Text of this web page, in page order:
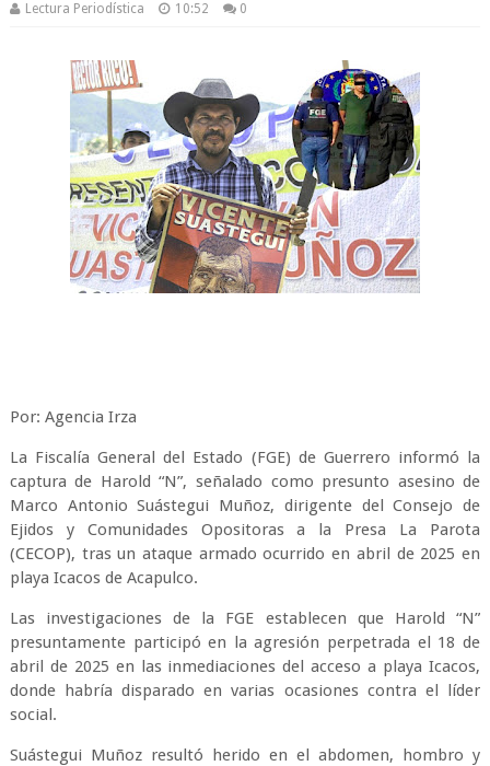
Lectura Periodística 10:52 0
Por: Agencia Irza
La Fiscalía General del Estado (FGE) de Guerrero informó la
captura de Harold “N”, señalado como presunto asesino de
Marco Antonio Suástegui Muñoz, dirigente del Consejo de
Ejidos y Comunidades Opositoras a la Presa La Parota
(CECOP), tras un ataque armado ocurrido en abril de 2025 en
playa Icacos de Acapulco.
Las investigaciones de la FGE establecen que Harold “N”
presuntamente participó en la agresión perpetrada el 18 de
abril de 2025 en las inmediaciones del acceso a playa Icacos,
donde habría disparado en varias ocasiones contra el líder
social.
Suástegui Muñoz resultó herido en el abdomen, hombro y